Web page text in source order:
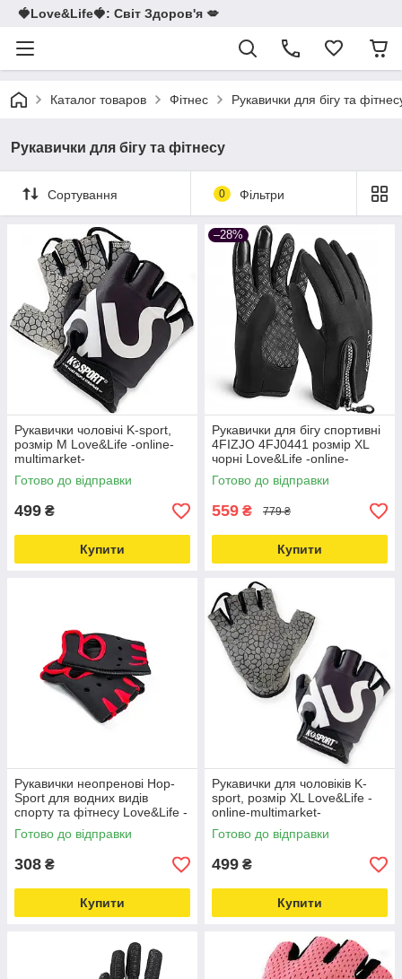
🍓Love&Life🍓: Світ Здоров'я 💋
Каталог товаров Фітнес Рукавички для бігу та
Рукавички для бігу та фітнесу
Сортування 0 Фільтри
Рукавички чоловічі K-sport,
розмір M Love&Life -online-
multimarket-
Готово до відправки
499 ₴
Купити
–28%
Рукавички для бігу спортивні
4FIZJO 4FJ0441 розмір XL
чорні Love&Life -online-
multimarket-
Готово до відправки
559 ₴ 779 ₴
Купити
Рукавички неопренові Hop-
Sport для водних видів
спорту та фітнесу Love&Life -
online-multimarket-
Готово до відправки
308 ₴
Купити
Рукавички для чоловіків K-
sport, розмір XL Love&Life -
online-multimarket-
Готово до відправки
499 ₴
Купити